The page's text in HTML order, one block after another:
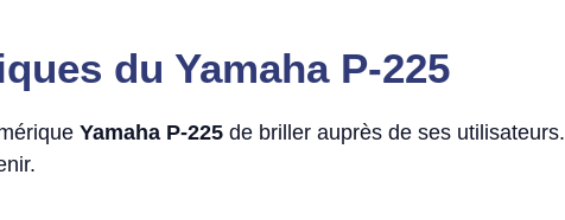
du Yamaha P-225
Yamaha P-225 de briller auprès de ses utilisateurs.